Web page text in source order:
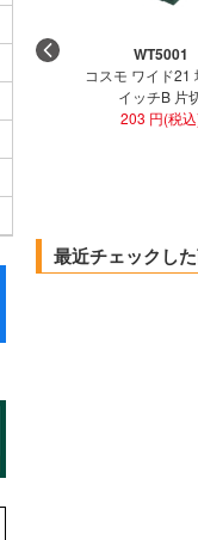
WT5001
コスモ ワイド21
イッチB 片
203 円(税
最近チェックし